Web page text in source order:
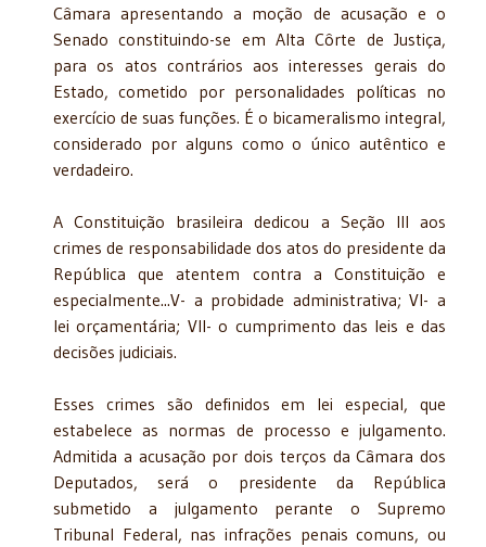
Câmara apresentando a moção de acusação e o
Senado constituindo-se em Alta Côrte de Justiça,
para os atos contrários aos interesses gerais do
Estado, cometido por personalidades políticas no
exercício de suas funções. É o bicameralismo integral,
considerado por alguns como o único autêntico e
verdadeiro.
A Constituição brasileira dedicou a Seção III aos
crimes de responsabilidade dos atos do presidente da
República que atentem contra a Constituição e
especialmente...V- a probidade administrativa; VI- a
lei orçamentária; VII- o cumprimento das leis e das
decisões judiciais.
Esses crimes são definidos em lei especial, que
estabelece as normas de processo e julgamento.
Admitida a acusação por dois terços da Câmara dos
Deputados, será o presidente da República
submetido a julgamento perante o Supremo
Tribunal Federal, nas infrações penais comuns, ou